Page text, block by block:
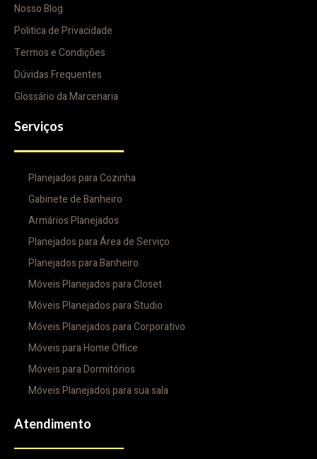
Nosso Blog
Politica de Privacidade
Termos e Condições
Dúvidas Frequentes
Glossário da Marcenaria
Serviços
Planejados para Cozinha
Gabinete de Banheiro
Armários Planejados
Planejados para Área de Serviço
Planejados para Banheiro
Móveis Planejados para Closet
Móveis Planejados para Studio
Móveis Planejados para Corporativo
Móveis para Home Office
Móveis para Dormitórios
Móveis Planejados para sua sala
Atendimento